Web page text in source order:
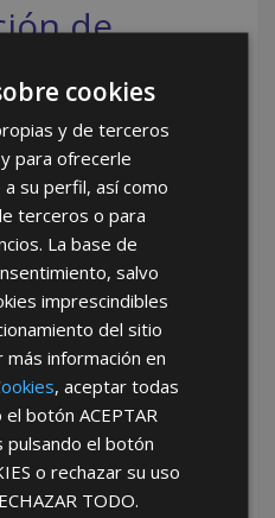
de
y cribas
día para ser **tu mejor
palotes, raederas y
un catálogo extenso,
y profesional.
de palas,
nos permite entender
nuestros
mayorista de palas,
entregamos soluciones
calidad, precio y
al adquirir palas,
al por mayor en AFT,
en cada operación:
cookies
y de terceros
para ofrecerle
su perfil, así como
terceros o para
La base de
salvo
imprescindibles
del sitio
información en
, aceptar todas
el botónACEPTAR
pulsando el botón
o rechazar su uso
TODO.